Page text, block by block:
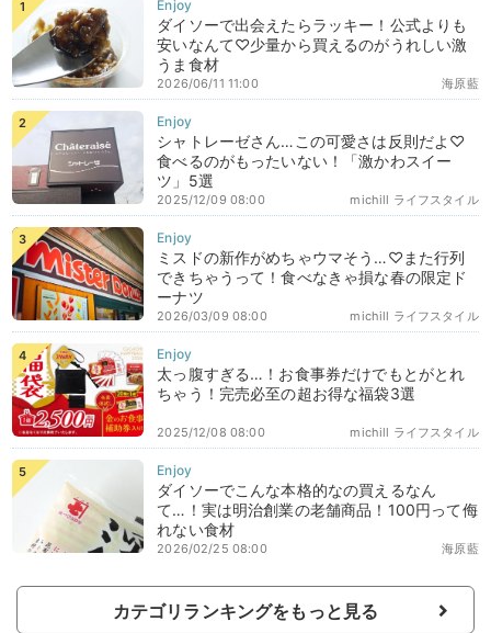
ダイソーで出会えたらラッキー！公式よりも
安いなんて♡少量から買えるのがうれしい激
うま食材
海原藍
2026/06/11 11:00
シャトレーゼさん…この可愛さは反則だよ♡
食べるのがもったいない！「激かわスイー
ツ」5選
michill ライフスタイル
2025/12/09 08:00
ミスドの新作がめちゃウマそう…♡また行列
できちゃうって！食べなきゃ損な春の限定ド
ーナツ
michill ライフスタイル
2026/03/09 08:00
太っ腹すぎる…！お食事券だけでもとがとれ
ちゃう！完売必至の超お得な福袋3選
michill ライフスタイル
2025/12/08 08:00
ダイソーでこんな本格的なの買えるなん
て…！実は明治創業の老舗商品！100円って侮
れない食材
海原藍
2026/02/25 08:00
カテゴリランキングをもっと見る